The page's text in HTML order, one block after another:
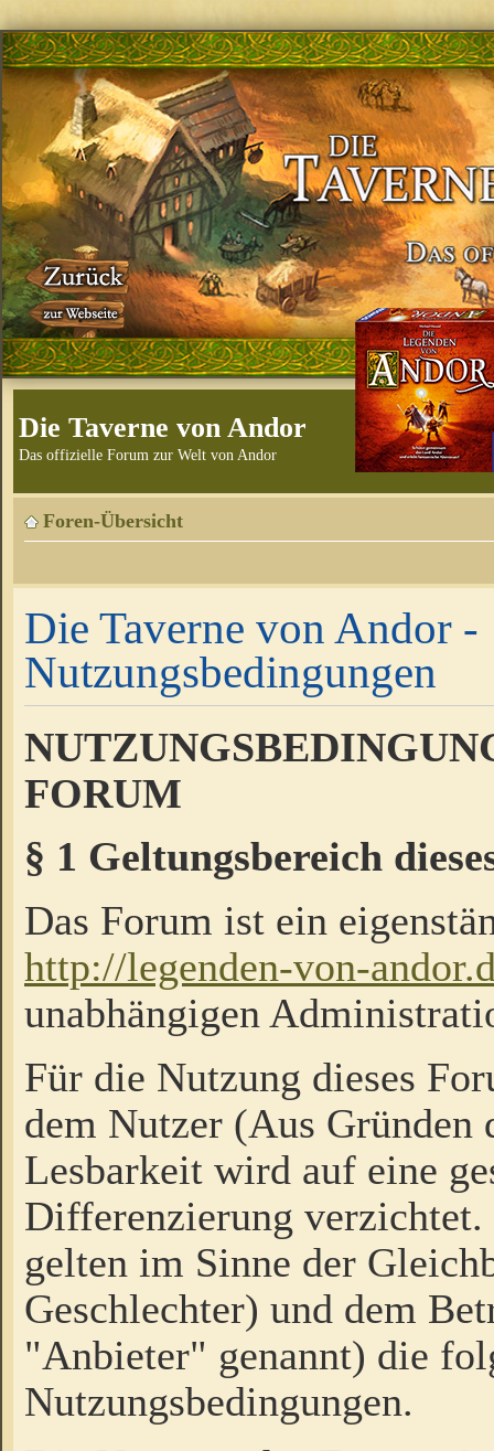
Die Taverne von Andor
Das offizielle Forum zur Welt von Andor
Foren-Übersicht
Die Taverne von Andor -
Nutzungsbedingungen
FORUM
§ 1 Geltungsbereich
Das Forum ist ein
http://legenden-von-
unabhängigen
Für die Nutzung dieses
dem Nutzer (Aus Gründen
Lesbarkeit wird auf eine
Differenzierung
gelten im Sinne der
Geschlechter) und dem
"Anbieter" genannt) die
Nutzungsbedingungen.